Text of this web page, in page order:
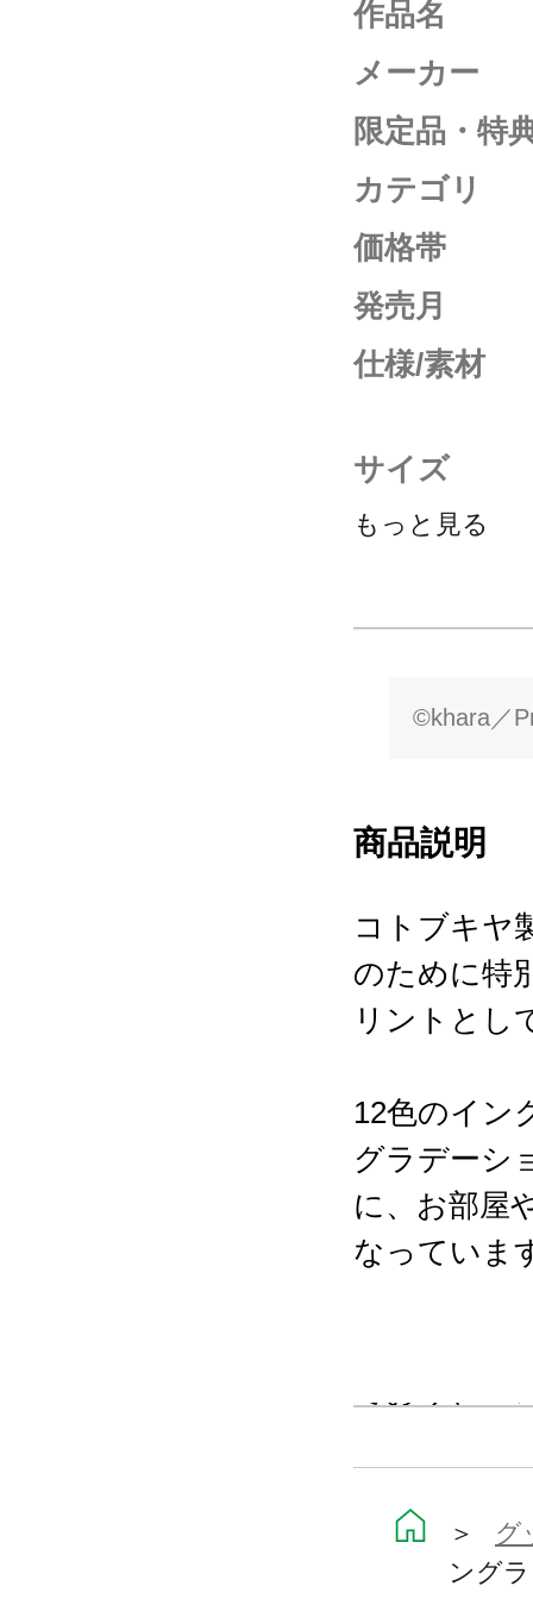
作品名
メーカー
限定品・特
カテゴリ
価格帯
発売月
仕様/素材
サイズ
もっと見る
©khara／
商品説明
コトブキヤ
のために特
リントとし
12色のイン
グラデーシ
に、お部屋
なっていま
※画像はイ
います。
＞ グ
ング